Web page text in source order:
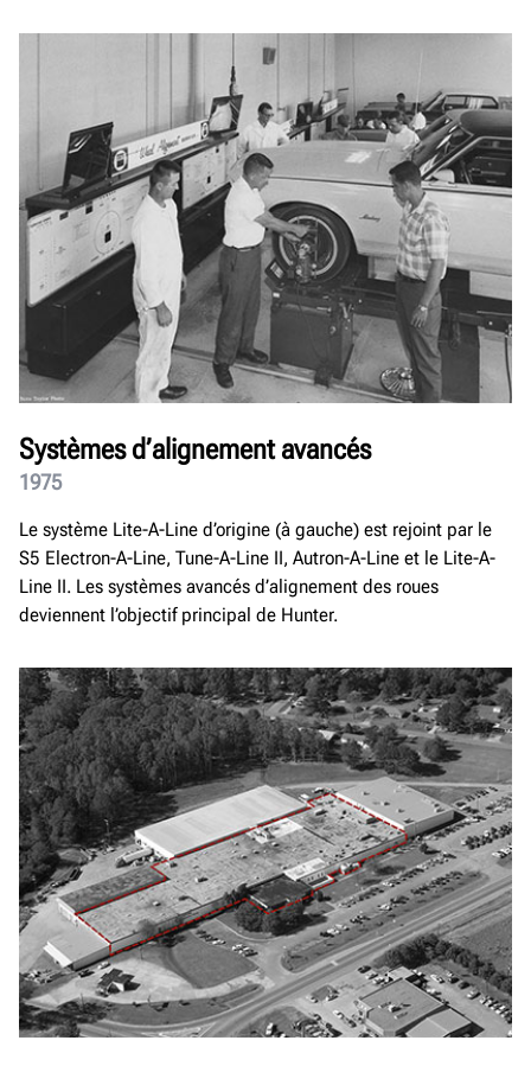
Systèmes d’alignement avancés
1975
Le système Lite-A-Line d’origine (à gauche) est rejoint par le
S5 Electron-A-Line, Tune-A-Line II, Autron-A-Line et le Lite-A-
Line II. Les systèmes avancés d’alignement des roues
deviennent l’objectif principal de Hunter.